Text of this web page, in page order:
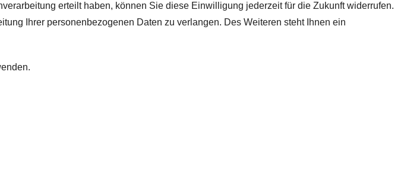
erteilt haben, können Sie diese Einwilligung jederzeit für die Zukunft widerrufen.
Ihrer personenbezogenen Daten zu verlangen. Des Weiteren steht Ihnen ein